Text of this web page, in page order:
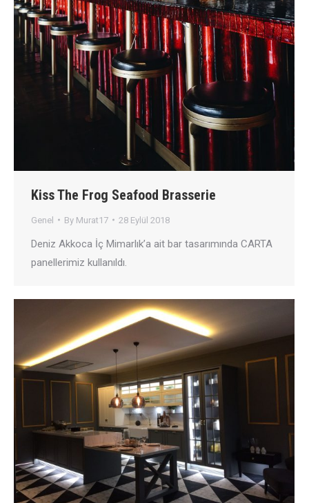
Kiss The Frog Seafood Brasserie
Genel By Murat17 28 Eylül 2018
Deniz Akkoca İç Mimarlık’a ait bar tasarımında CARTA
panellerimiz kullanıldı.